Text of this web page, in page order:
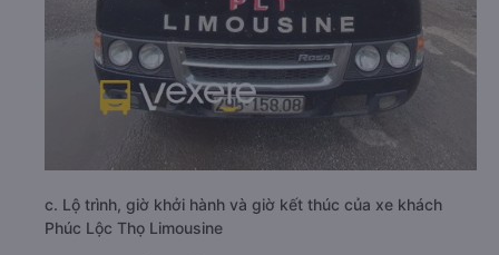
c. Lộ trình, giờ khởi hành và giờ kết thúc của xe khách
Phúc Lộc Thọ Limousine